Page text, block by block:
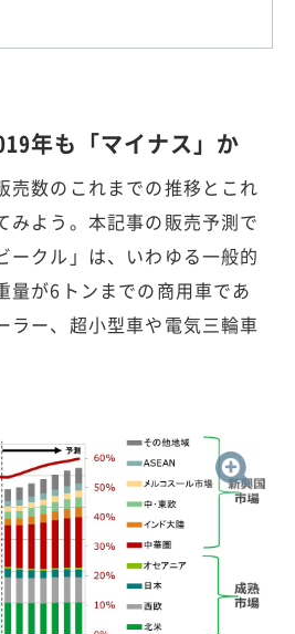
年も「マイナス」か
数のこれまでの推移とこれ
みよう。本記事の販売予測で
ークル」は、いわゆる一般的
量が6トンまでの商用車であ
ラー、超小型車や電気三輪車